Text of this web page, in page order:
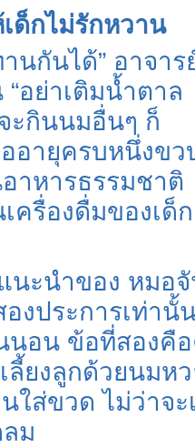
ด็กไม่รักหวาน
นกันได้” อาจาร
อย่าเติมน้ำตาล
ะกินนมอื่นๆ ก็
อายุครบหนึ่งขว
าหารธรรมชาติ
ครื่องดื่มของเด็ก
นะนำของ หมอ
งประการเท่า
นอน ข้อที่สองคื
ลี้ยงลูกด้วยนมห
ใส่ขวด ไม่ว่าจ
ม